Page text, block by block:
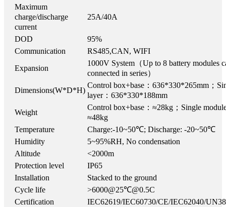
Maximum
charge/discharge
current
25A/40A
DOD
95%
Communication
RS485,CAN, WIFI
Expansion
1000V System（Up to 8 battery modules
connected in series）
Dimensions(W*D*H)
Control box+base：636*330*265mm；
layer：636*330*188mm
Weight
Control box+base：≈28kg；Single
≈48kg
Temperature
Charge:-10~50℃; Discharge: -20~50℃
Humidity
5~95%RH, No condensation
Altitude
<2000m
Protection level
IP65
Installation
Stacked to the ground
Cycle life
>6000@25℃@0.5C
Certification
IEC62619/IEC60730/CE/IEC62040/